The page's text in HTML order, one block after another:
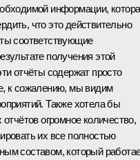
информации,
что это действительно
соответствующие
получения этой
отчёты содержат просто
к сожалению, мы видим
Также хотела бы
огромное количество,
их все полностью
составом, который